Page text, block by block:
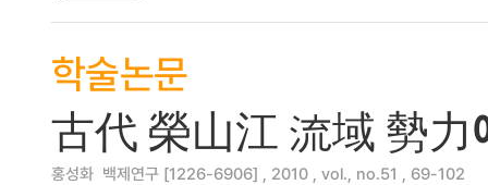
학술논문
古代 榮山江 流域 勢力
홍성화 백제연구 [1226-6906] , 2010 , vol., no.51 , 69-102